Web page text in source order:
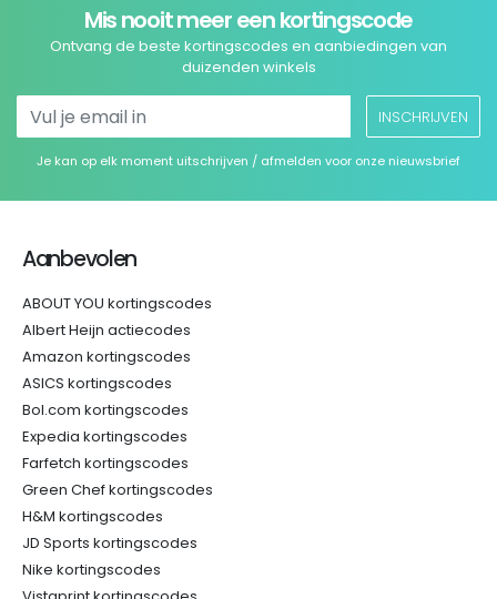
Mis nooit meer een kortingscode
Ontvang de beste kortingscodes en aanbiedingen van
duizenden winkels
INSCHRIJVEN
Je kan op elk moment uitschrijven / afmelden voor onze nieuwsbrief
Aanbevolen
ABOUT YOU kortingscodes
Albert Heijn actiecodes
Amazon kortingscodes
ASICS kortingscodes
Bol.com kortingscodes
Expedia kortingscodes
Farfetch kortingscodes
Green Chef kortingscodes
H&M kortingscodes
JD Sports kortingscodes
Nike kortingscodes